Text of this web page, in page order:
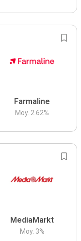
Farmaline
Moy. 2.62%
MediaMarkt
Moy. 3%